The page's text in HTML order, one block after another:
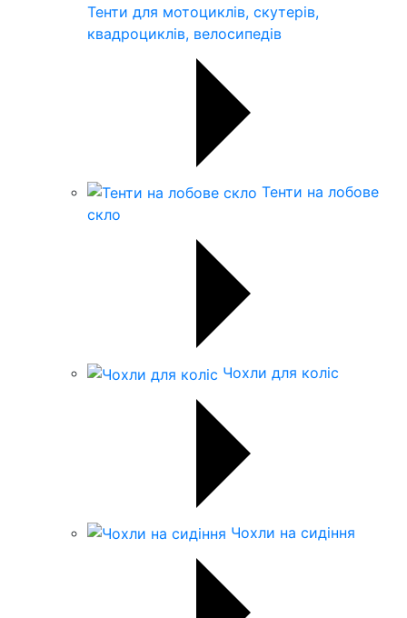
Тенти для мотоциклів, скутерів,
квадроциклів, велосипедів
Тенти на лобове
скло
Чохли для коліс
Чохли на сидіння